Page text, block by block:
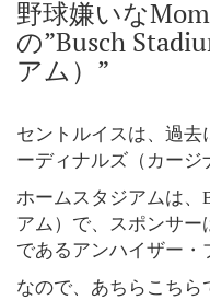
野球嫌いな
の”Busch
アム）”
セントルイスは、過去
ーディナルズ（カージ
ホームスタジアムは、
アム）で、スポンサ
であるアンハイザー・
なので、あちらこち